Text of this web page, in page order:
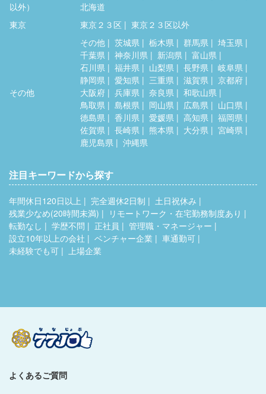
以外）
北海道
東京
東京２３区 東京２３区以外
その他
その他 茨城県 栃木県 群馬県
埼玉県
千葉県
神奈川県 新潟県
富山県
石川県
福井県 山梨県 長野県
岐阜県
静岡県
愛知県 三重県 滋賀県
京都府
大阪府
兵庫県 奈良県
和歌山県
鳥取県
島根県 岡山県 広島県
山口県
徳島県
香川県 愛媛県 高知県
福岡県
佐賀県
長崎県 熊本県 大分県
宮崎県
鹿児島県
沖縄県
注目キーワードから探す
年間休日120日以上 完全週休2日制
土日祝休み
残業少なめ(20時間未満)
リモートワーク・在宅勤務制度あり
転勤なし
学歴不問 正社員
管理職・マネージャー
設立10年以上の会社
ベンチャー企業
車通勤可
未経験でも可
上場企業
よくあるご質問